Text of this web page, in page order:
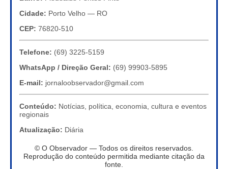
Cidade: Porto Velho — RO
CEP: 76820-510
Telefone: (69) 3225-5159
WhatsApp / Direção Geral: (69) 99903-5895
E-mail: jornaloobservador@gmail.com
Conteúdo: Notícias, política, economia, cultura e eventos
regionais
Atualização: Diária
© O Observador — Todos os direitos reservados.
Reprodução do conteúdo permitida mediante citação da
fonte.